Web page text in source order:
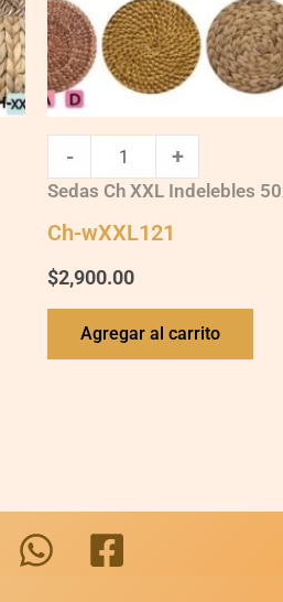
- +
Sedas Ch XXL Indelebles
Ch-wXXL121
$2,900.00
Agregar al carrito